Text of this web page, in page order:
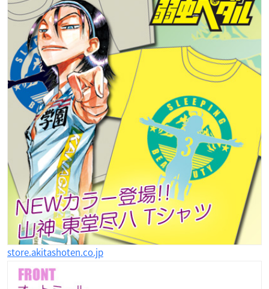
store.akitashoten.co.jp